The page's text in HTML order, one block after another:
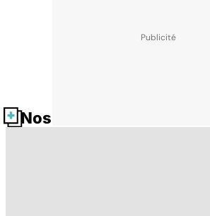
Nos fiches santé